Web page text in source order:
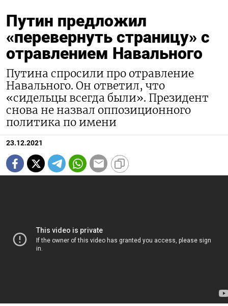
Путин предложил
«перевернуть страницу» с
отравлением Навального
Путина спросили про отравление
Навального. Он ответил, что
«сидельцы всегда были». Президент
снова не назвал оппозиционного
политика по имени
23.12.2021